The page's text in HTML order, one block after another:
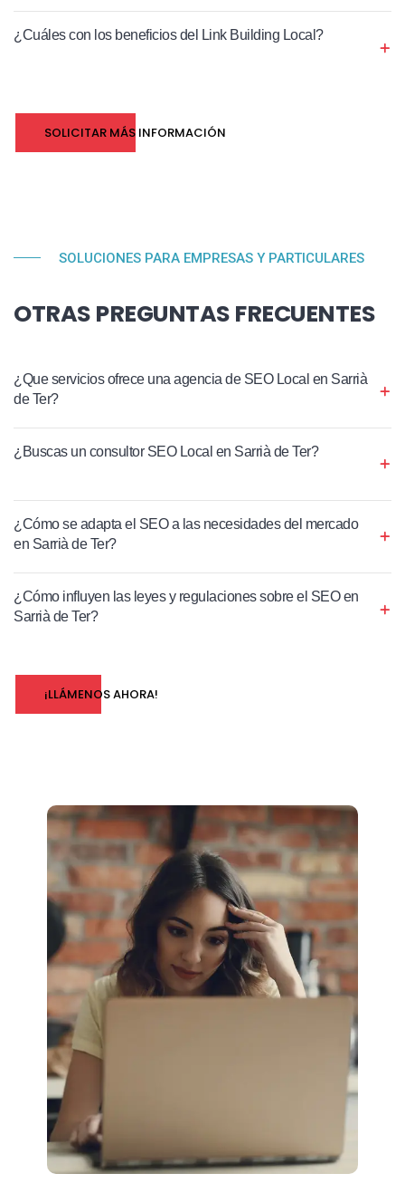
¿Cuáles con los beneficios del Link Building Local?
SOLICITAR MÁS INFORMACIÓN
SOLUCIONES PARA EMPRESAS Y PARTICULARES
OTRAS PREGUNTAS FRECUENTES
¿Que servicios ofrece una agencia de SEO Local en Sarrià
de Ter?
¿Buscas un consultor SEO Local en Sarrià de Ter?
¿Cómo se adapta el SEO a las necesidades del mercado
en Sarrià de Ter?
¿Cómo influyen las leyes y regulaciones sobre el SEO en
Sarrià de Ter?
¡LLÁMENOS AHORA!